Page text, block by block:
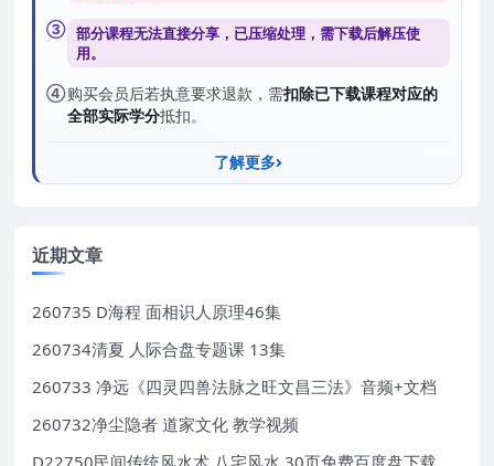
③ 部分课程无法直接分享，已压缩处理，需下载后解压使
用。
④购买会员后若执意要求退款，需扣除已下载课程对应的
全部实际学分抵扣。
了解更多
近期文章
260735 D海程 面相识人原理46集
260734清夏 人际合盘专题课 13集
260733 净远《四灵四兽法脉之旺文昌三法》音频+文档
260732净尘隐者 道家文化 教学视频
D22750民间传统风水术 八宅风水 30页免费百度盘下载